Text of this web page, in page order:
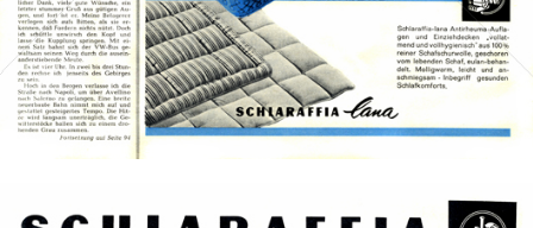
Bild-ID: 40106